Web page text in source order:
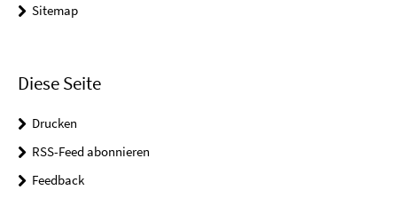
Sitemap
Diese Seite
Drucken
RSS-Feed abonnieren
Feedback